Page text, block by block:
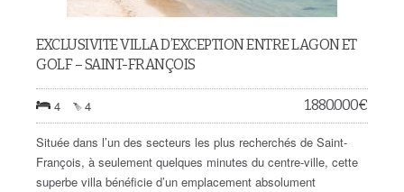
EXCLUSIVITE VILLA D’EXCEPTION ENTRE LAGON ET
GOLF – SAINT-FRANÇOIS
4 4 1.880.000€
Située dans l’un des secteurs les plus recherchés de Saint-
François, à seulement quelques minutes du centre-ville, cette
superbe villa bénéficie d’un emplacement absolument